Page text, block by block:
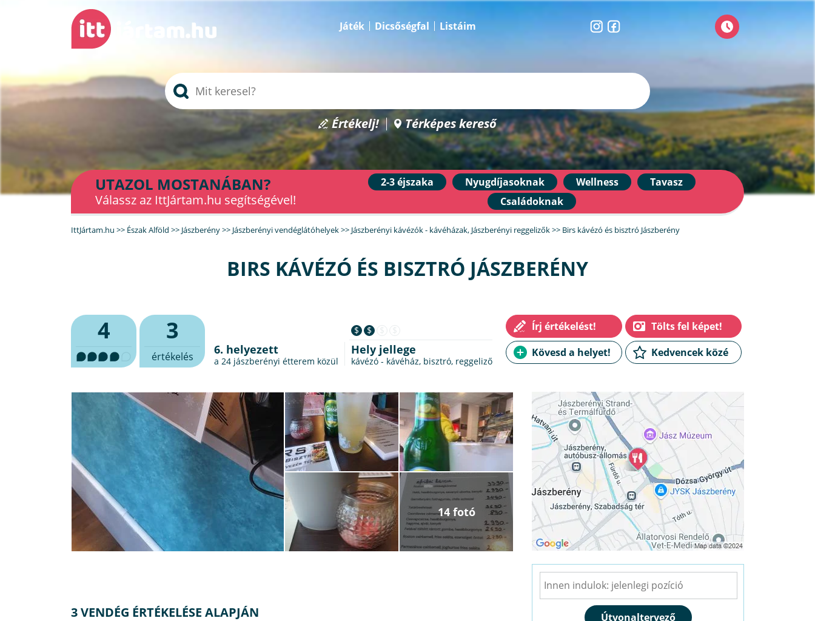
Játék Dicsőségfal Listáim
Értékelj! Térképes kereső
UTAZOL MOSTANÁBAN?
Válassz az IttJártam.hu segítségével!
2-3 éjszaka Nyugdíjasoknak Wellness
Tavasz
Családoknak
IttJártam.hu >> Észak Alföld >> Jászberény>> Jászberényi vendéglátóhelyek>> Jászberényi kávézók - kávéházak, Jászberényi reggelizők>> Birs kávézó és bisztró Jászberény
BIRS KÁVÉZÓ ÉS BISZTRÓ JÁSZBERÉNY
4 3
értékelés 6. helyezett
a 24 jászberényi étterem közül
$ $
Hely jellege
kávézó - kávéház, bisztró, reggeliző
14 fotó
3 VENDÉG ÉRTÉKELÉSE ALAPJÁN